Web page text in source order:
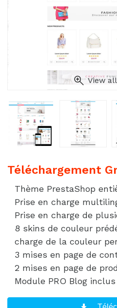
View
Téléchargement
Thème PrestaShop
Prise en charge
Prise en charge de
8 skins de couleur
charge de la couleur
3 mises en page de
2 mises en page de
Module PRO Blog inclus